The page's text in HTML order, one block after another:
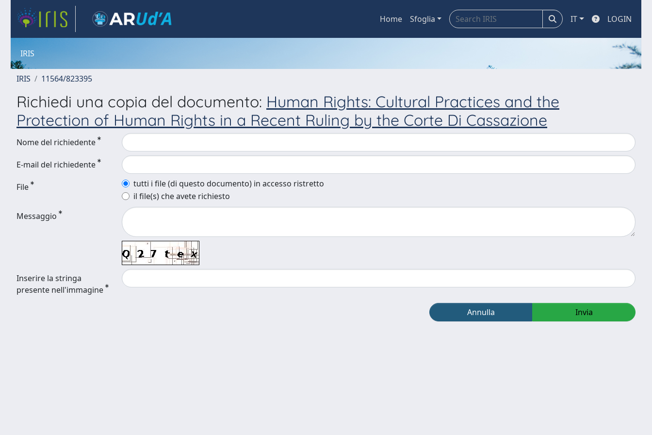
Home Sfoglia IT LOGIN
IRIS
IRIS 11564/823395
Richiedi una copia del documento: Human Rights: Cultural Practices and the
Protection of Human Rights in a Recent Ruling by the Corte Di Cassazione
Nome del richiedente
E-mail del richiedente
File
tutti i file (di questo documento) in accesso ristretto
il file(s) che avete richiesto
Messaggio
Inserire la stringa
presente nell'immagine
Annulla Invia